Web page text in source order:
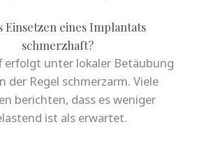
Einsetzen eines Implantats
schmerzhaft?
erfolgt unter lokaler Betäubung
der Regel schmerzarm. Viele
berichten, dass es weniger
ist als erwartet.